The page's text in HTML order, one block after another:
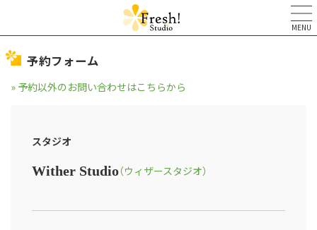
MENU
予約フォーム
» 予約以外のお問い合わせはこちらから
スタジオ
Wither Studio（ウィザースタジオ）